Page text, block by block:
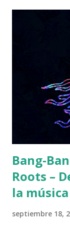
Ràdio Fabra de
Bang-
Roots –
la
septiembre 18,